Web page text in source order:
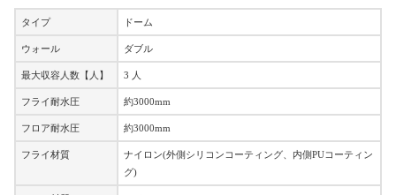
タイプ ドーム
ウォール ダブル
最大収容人数【人】 3 人
フライ耐水圧 約3000mm
フロア耐水圧 約3000mm
フライ材質
ナイロン(外側シリコンコーティング、内側PUコーティン
グ)